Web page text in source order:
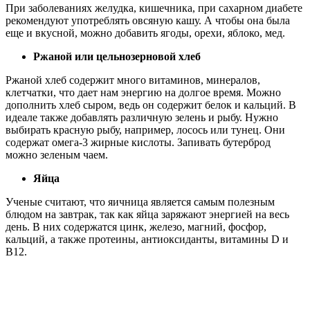
При заболеваниях желудка, кишечника, при сахарном диабете
рекомендуют употреблять овсяную кашу. А чтобы она была
еще и вкусной, можно добавить ягоды, орехи, яблоко, мед.
Ржаной или цельнозерновой хлеб
Ржаной хлеб содержит много витаминов, минералов,
клетчатки, что дает нам энергию на долгое время. Можно
дополнить хлеб сыром, ведь он содержит белок и кальций. В
идеале также добавлять различную зелень и рыбу. Нужно
выбирать красную рыбу, например, лосось или тунец. Они
содержат омега-3 жирные кислоты. Запивать бутерброд
можно зеленым чаем.
Яйца
Ученые считают, что яичница является самым полезным
блюдом на завтрак, так как яйца заряжают энергией на весь
день. В них содержатся цинк, железо, магний, фосфор,
кальций, а также протеины, антиоксиданты, витамины D и
В12.